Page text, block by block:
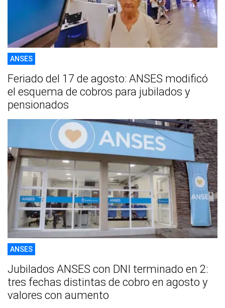
ANSES
Feriado del 17 de agosto: ANSES modificó
el esquema de cobros para jubilados y
pensionados
ANSES
Jubilados ANSES con DNI terminado en 2:
tres fechas distintas de cobro en agosto y
valores con aumento